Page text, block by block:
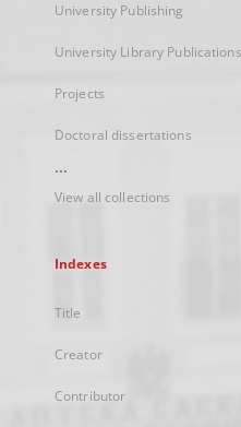
University Publishing
University Library Publications
Projects
Doctoral dissertations
...
View all collections
Indexes
Title
Creator
Contributor